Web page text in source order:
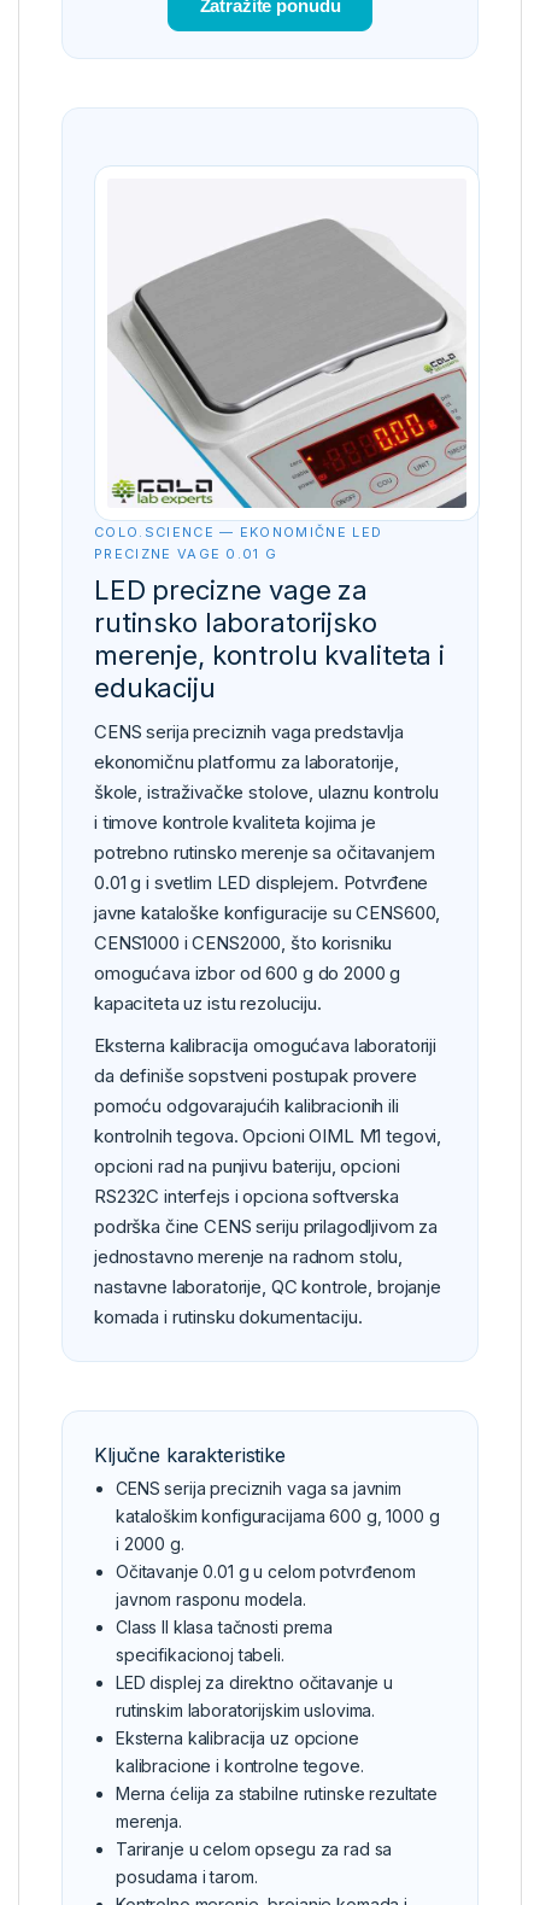
Zatražite ponudu
COLO.SCIENCE — EKONOMIČNE LED
PRECIZNE VAGE 0.01 G
LED precizne vage za
rutinsko laboratorijsko
merenje, kontrolu kvaliteta i
edukaciju
CENS serija preciznih vaga predstavlja
ekonomičnu platformu za laboratorije,
škole, istraživačke stolove, ulaznu kontrolu
i timove kontrole kvaliteta kojima je
potrebno rutinsko merenje sa očitavanjem
0.01 g i svetlim LED displejem. Potvrđene
javne kataloške konfiguracije su CENS600,
CENS1000 i CENS2000, što korisniku
omogućava izbor od 600 g do 2000 g
kapaciteta uz istu rezoluciju.
Eksterna kalibracija omogućava laboratoriji
da definiše sopstveni postupak provere
pomoću odgovarajućih kalibracionih ili
kontrolnih tegova. Opcioni OIML M1 tegovi,
opcioni rad na punjivu bateriju, opcioni
RS232C interfejs i opciona softverska
podrška čine CENS seriju prilagodljivom za
jednostavno merenje na radnom stolu,
nastavne laboratorije, QC kontrole, brojanje
komada i rutinsku dokumentaciju.
Ključne karakteristike
CENS serija preciznih vaga sa javnim
kataloškim konfiguracijama 600 g, 1000 g
i 2000 g.
Očitavanje 0.01 g u celom potvrđenom
javnom rasponu modela.
Class II klasa tačnosti prema
specifikacionoj tabeli.
LED displej za direktno očitavanje u
rutinskim laboratorijskim uslovima.
Eksterna kalibracija uz opcione
kalibracione i kontrolne tegove.
Merna ćelija za stabilne rutinske rezultate
merenja.
Tariranje u celom opsegu za rad sa
posudama i tarom.